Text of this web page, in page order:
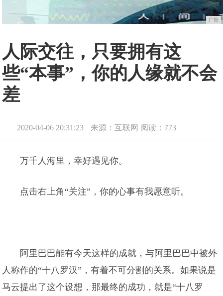
广告
人际交往，只要拥有这
些“本事”，你的人缘就不会
差
2020-04-06 20:31:23 来源：互联网 阅读：773
万千人海里，幸好遇见你。
点击右上角“关注”，你的心事有我愿意听。
阿里巴巴能有今天这样的成就，与阿里巴巴中被外
人称作的“十八罗汉”，有着不可分割的关系。如果说是
马云提出了这个设想，那最终的成功，就是“十八罗